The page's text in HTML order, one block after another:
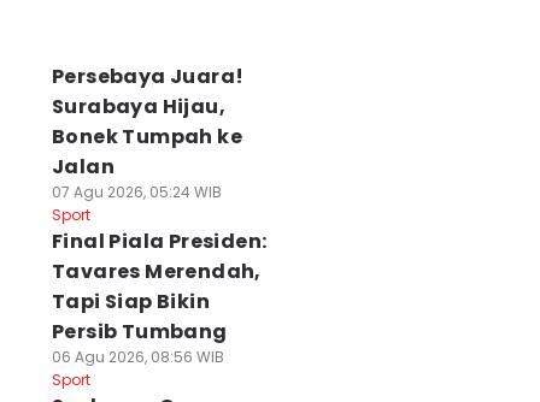
Persebaya Juara!
Surabaya Hijau,
Bonek Tumpah ke
Jalan
07 Agu 2026, 05:24 WIB
Sport
Final Piala Presiden:
Tavares Merendah,
Tapi Siap Bikin
Persib Tumbang
06 Agu 2026, 08:56 WIB
Sport